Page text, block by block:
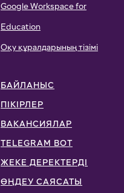
Google Workspace for
Education
Оқу құралдарының тізімі
БАЙЛАНЫС
ПІКІРЛЕР
ВАКАНСИЯЛАР
TELEGRAM BOT
ЖЕКЕ ДЕРЕКТЕРДІ
ӨҢДЕУ САЯСАТЫ